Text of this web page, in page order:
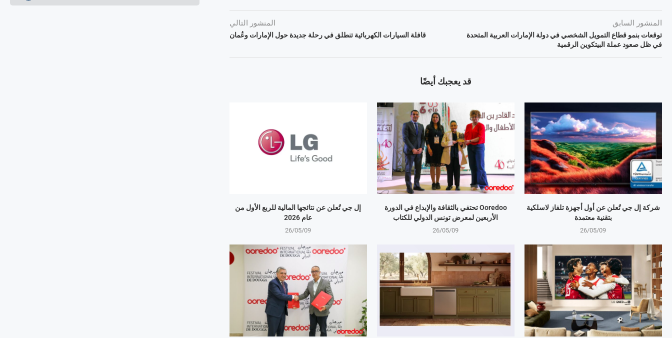
المنشور السابق
توقعات بنمو قطاع التمويل الشخصي في دولة الإمارات العربية المتحدة
في ظل صعود عملة البيتكوين الرقمية
المنشور التالي
قافلة السيارات الكهربائية تنطلق في رحلة جديدة حول الإمارات وعُمان
قد يعجبك أيضًا
إل جي تُعلن عن نتائجها المالية للربع الأول من
عام 2026
26/05/09
Ooredoo تحتفي بالثقافة والإبداع في الدورة
الأربعين لمعرض تونس الدولي للكتاب
26/05/09
شركة إل جي تُعلن عن أول أجهزة تلفاز لاسلكية
بتقنية معتمدة
26/05/09